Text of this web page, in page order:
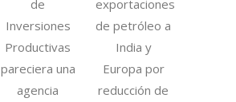
de
Inversiones
Productivas
pareciera una
agencia
exportaciones
de petróleo a
India y
Europa por
reducción de